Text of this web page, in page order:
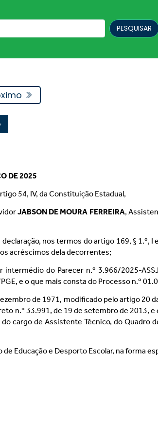
PESQUISAR
DE2025
54, IV, da Constituição Estadual,
JABSON DE MOURA FERREIRA,
nos termos do artigo 169, § 1.º, I
acréscimos dela decorrentes;
do Parecer n.º 3.966/2025-
e o que mais consta do Processo n.º
de 1971, modificado pelo artigo 20
n.º 33.991, de 19 de setembro de 2013, e
cargo de Assistente Técnico, do Quadro
Educação e Desporto Escolar, na forma